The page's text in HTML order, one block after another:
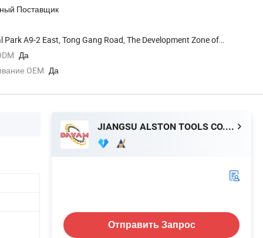
Поставщик
A9-2 East, Tong Gang Road, The Development Zone of
Да
OEM Да
JIANGSU ALSTON TOOLS CO., LTD.
Отправить Запрос